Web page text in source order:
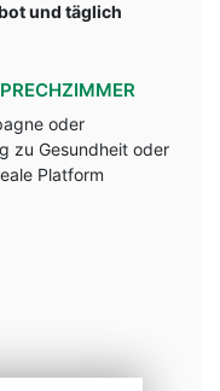
und täglich
oder
zu Gesundheit oder
Platform